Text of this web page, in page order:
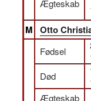
Ægteskab
M Otto
Fødsel
Død
Ægteskab